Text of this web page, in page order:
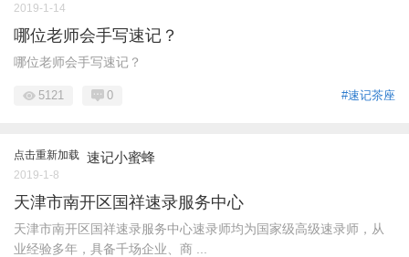
2019-1-14
哪位老师会手写速记？
哪位老师会手写速记？
#速记茶座
5121 0
点击重新加载 速记小蜜蜂
2019-1-8
天津市南开区国祥速录服务中心
天津市南开区国祥速录服务中心速录师均为国家级高级速录师，从
业经验多年，具备千场企业、商 ...